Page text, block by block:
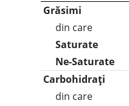
Grăsimi
din care
Saturate
Ne-Saturate
Carbohidrați
din care